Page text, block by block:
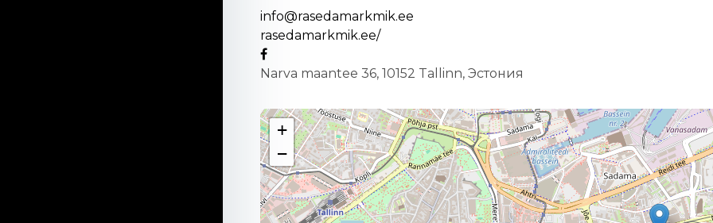
info@rasedamarkmik.ee
rasedamarkmik.ee/
Narva maantee 36, 10152 Tallinn, Эстония
+
−